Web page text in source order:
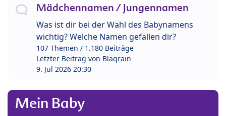
Mädchennamen / Jungennamen
Was ist dir bei der Wahl des Babynamens
wichtig? Welche Namen gefallen dir?
107 Themen / 1.180 Beiträge
Letzter Beitrag von Blaqrain
9. Jul 2026 20:30
Mein Baby